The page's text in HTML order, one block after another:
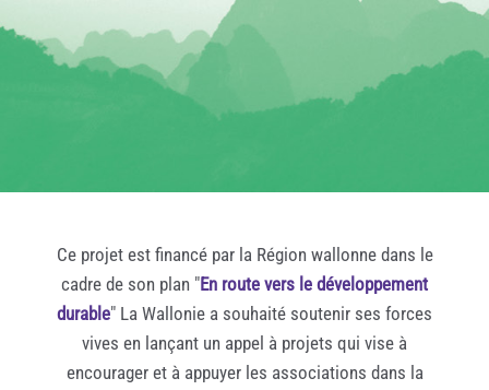
Ce projet est financé par la Région wallonne dans le
cadre de son plan "En route vers le développement
durable" La Wallonie a souhaité soutenir ses forces
vives en lançant un appel à projets qui vise à
encourager et à appuyer les associations dans la